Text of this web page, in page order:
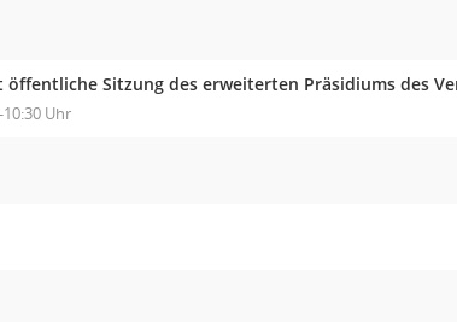
öffentliche Sitzung des erweiterten Präsidiums des
10:30 Uhr